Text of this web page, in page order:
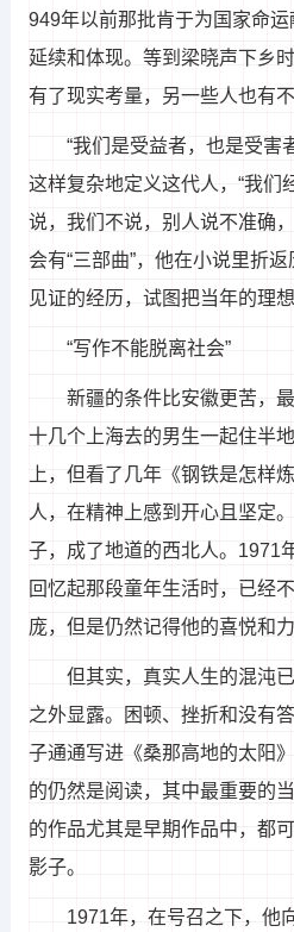
949年以前那批肯于为国家命
延续和体现。等到梁晓声下乡
有了现实考量，另一些人也有不
“我们是受益者，也是受害
这样复杂地定义这代人，“我们
说，我们不说，别人说不准确
会有“三部曲”，他在小说里折
见证的经历，试图把当年的理
“写作不能脱离社会”
新疆的条件比安徽更苦，
十几个上海去的男生一起住半
上，但看了几年《钢铁是怎样
人，在精神上感到开心且坚定
子，成了地道的西北人。1971
回忆起那段童年生活时，已经
庞，但是仍然记得他的喜悦和力
但其实，真实人生的混沌
之外显露。困顿、挫折和没有
子通通写进《桑那高地的太阳
的仍然是阅读，其中最重要的
的作品尤其是早期作品中，都
影子。
1971年，在号召之下，他